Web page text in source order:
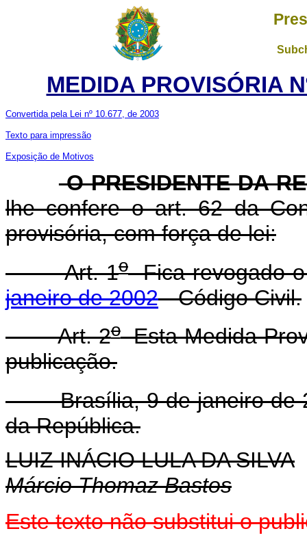
MEDIDA PROVISÓRIA
Convertida pela Lei nº 10.677, de 2003
Texto para impressão
Exposição de Motivos
O PRESIDENTE DA
lhe confere o art. 62 da
provisória, com força de lei:
Art. 1oFica revogado
janeiro de 2002- Código Civil.
Art. 2oEsta Medida
publicação.
Brasília, 9 de janeiro de
da República.
LUIZ INÁCIO LULA DA SILVA
Márcio Thomaz Bastos
Este texto não substitui o